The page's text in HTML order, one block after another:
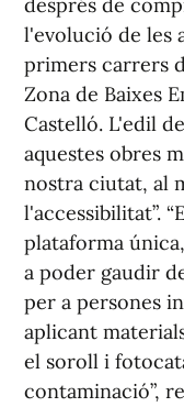
l'evolució de les
primers carrers
Zona de Baixes
Castelló. L'edil
aquestes obres
nostra ciutat, al
l'accessibilitat”.
plataforma
a poder gaudir
per a persones
aplicant
el soroll i
contaminació”,